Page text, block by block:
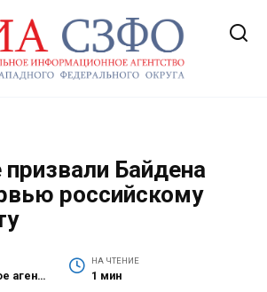
Байдена
российскому
Информационное агентство СЗФО
НА ЧТЕНИЕ
1 мин